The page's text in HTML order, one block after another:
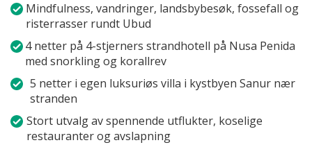
Mindfulness, vandringer, landsbybesøk, fossefall og
risterrasser rundt Ubud
4 netter på 4-stjerners strandhotell på Nusa Penida
med snorkling og korallrev
5 netter i egen luksuriøs villa i kystbyen Sanur nær
stranden
Stort utvalg av spennende utflukter, koselige
restauranter og avslapning